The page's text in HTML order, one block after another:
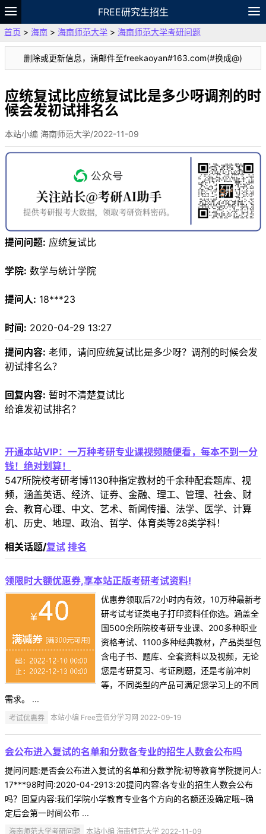
FREE研究生招生
题库
故事 专题 APP 笔记
论坛
VIP
资料
首页 > 海南 > 海南师范大学 > 海南师范大学考研问题
删除或更新信息，请邮件至freekaoyan#163.com(#换成@)
应统复试比应统复试比是多少呀调剂的时
候会发初试排名么
本站小编 海南师范大学/2022-11-09
提问问题: 应统复试比
学院: 数学与统计学院
提问人: 18***23
时间: 2020-04-29 13:27
提问内容: 老师，请问应统复试比是多少呀？调剂的时候会发
初试排名么？
回复内容: 暂时不清楚复试比
给谁发初试排名？
开通本站VIP：一万种考研专业课视频随便看，每本不到一分
钱！绝对划算！
547所院校考研考博1130种指定教材的千余种配套题库、视
频，涵盖英语、经济、证券、金融、理工、管理、社会、财
会、教育心理、中文、艺术、新闻传播、法学、医学、计算
机、历史、地理、政治、哲学、体育类等28类学科！
相关话题/复试 排名
领限时大额优惠券,享本站正版考研考试资料!
优惠券领取后72小时内有效，10万种最新考
研考试考证类电子打印资料任你选。涵盖全
国500余所院校考研专业课、200多种职业
资格考试、1100多种经典教材，产品类型包
含电子书、题库、全套资料以及视频，无论
您是考研复习、考证刷题，还是考前冲刺
等，不同类型的产品可满足您学习上的不同
需求。 ...
考试优惠券 本站小编 Free壹佰分学习网 2022-09-19
会公布进入复试的名单和分数各专业的招生人数会公布吗
提问问题:是否会公布进入复试的名单和分数学院:初等教育学院提问人:
17***98时间:2020-04-2913:20提问内容:各专业的招生人数会公布
吗？回复内容:我们学院小学教育专业各个方向的名额还没确定哦~确
定后会第一时间公布 ...
海南师范大学考研问题 本站小编 海南师范大学 2022-11-09